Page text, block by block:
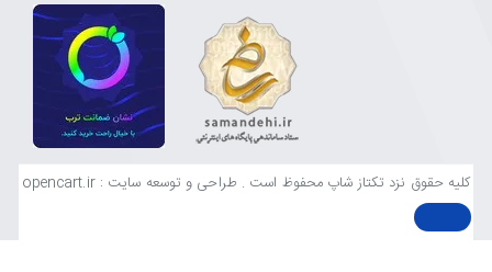
کلیه حقوق نزد تکتاز شاپ محفوظ است . طراحی و توسعه سایت : opencart.ir